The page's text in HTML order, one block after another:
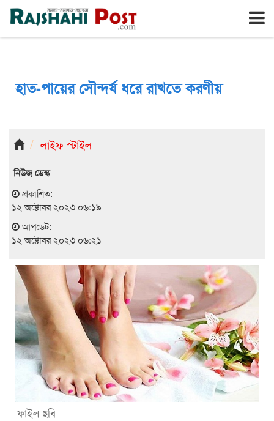
রাজশাহী শনিবার, ৮ই আগস্ট ২০২৬, ২৫শে শ্রাবণ ১৪৩৩
হাত-পায়ের সৌন্দর্য ধরে রাখতে করণীয়
লাইফ স্টাইল
নিউজ ডেস্ক
প্রকাশিত:
১২ অক্টোবর ২০২৩ ০৬:১৯
আপডেট:
১২ অক্টোবর ২০২৩ ০৬:২১
ফাইল ছবি